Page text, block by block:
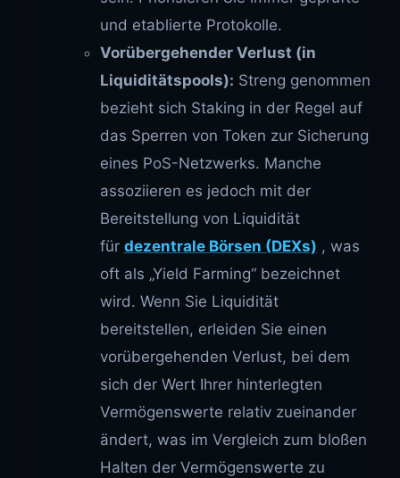
und etablierte Protokolle.
Vorübergehender Verlust (in
Liquiditätspools): Streng genommen
bezieht sich Staking in der Regel auf
das Sperren von Token zur Sicherung
eines PoS-Netzwerks. Manche
assoziieren es jedoch mit der
Bereitstellung von Liquidität
für dezentrale Börsen (DEXs) , was
oft als „Yield Farming“ bezeichnet
wird. Wenn Sie Liquidität
bereitstellen, erleiden Sie einen
vorübergehenden Verlust, bei dem
sich der Wert Ihrer hinterlegten
Vermögenswerte relativ zueinander
ändert, was im Vergleich zum bloßen
Halten der Vermögenswerte zu